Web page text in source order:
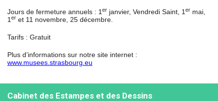
Jours de fermeture annuels : 1 er janvier, Vendredi Saint, 1 er mai,
1 er et 11 novembre, 25 décembre.
Tarifs : Gratuit
Plus d’informations sur notre site internet :
www.musees.strasbourg.eu
Cabinet des Estampes et des Dessins